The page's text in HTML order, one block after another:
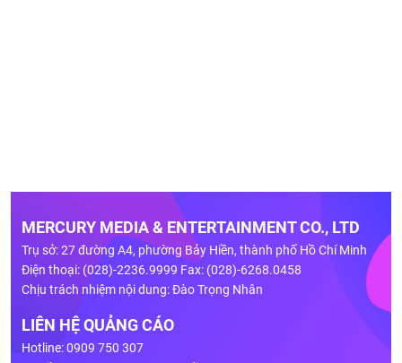
MERCURY MEDIA & ENTERTAINMENT CO., LTD
Trụ sở: 27 đường A4, phường Bảy Hiền, thành phố Hồ Chí Minh
Điện thoại: (028)-2236.9999 Fax: (028)-6268.0458
Chịu trách nhiệm nội dung: Đào Trọng Nhân
LIÊN HỆ QUẢNG CÁO
Hotline: 0909 750 307